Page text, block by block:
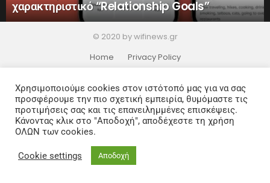
χαρακτηριστικό “Relationship Goals”
© 2020 by wifinews.gr
Home
Privacy Policy
Χρησιμοποιούμε cookies στον ιστότοπό μας για να σας
προσφέρουμε την πιο σχετική εμπειρία, θυμόμαστε τις
προτιμήσεις σας και τις επανειλημμένες επισκέψεις.
Κάνοντας κλικ στο "Αποδοχή", αποδέχεστε τη χρήση
ΟΛΩΝ των cookies.
Cookie settings Αποδοχή